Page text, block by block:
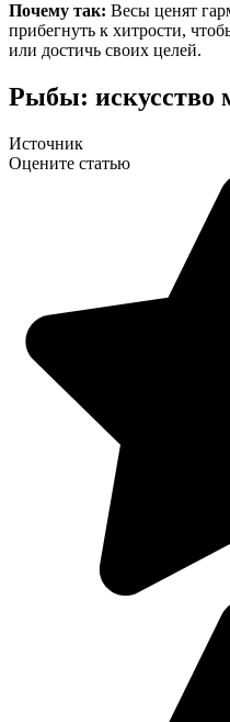
Почему так: Весы ценят
прибегнуть к хитрости,
или достичь своих целей.
Рыбы: искусство
Источник
Оцените статью